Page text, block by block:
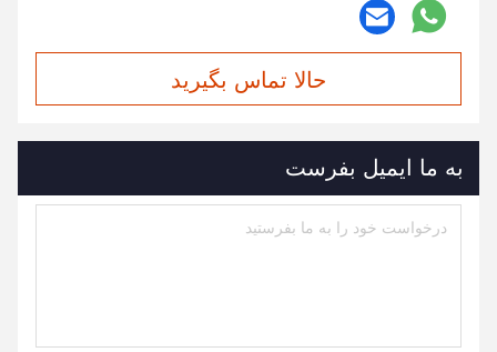
حالا تماس بگیرید
به ما ایمیل بفرست